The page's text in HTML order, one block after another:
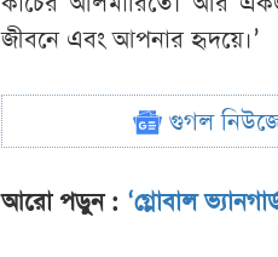
জীবনে এবং আপনার হৃদয়ে।’
গুগল
আরো পড়ুন : ‘গ্লোবাল